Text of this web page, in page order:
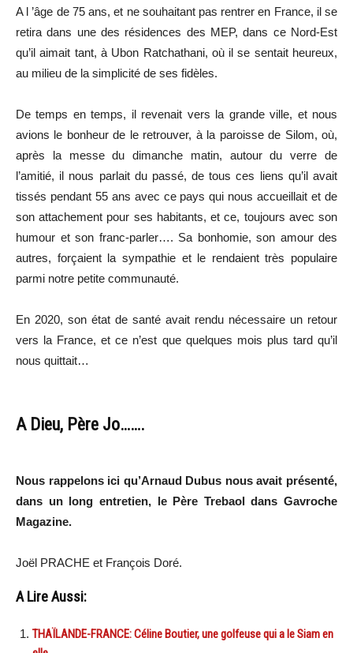
A l ’âge de 75 ans, et ne souhaitant pas rentrer en France, il se
retira dans une des résidences des MEP, dans ce Nord-Est
qu’il aimait tant, à Ubon Ratchathani, où il se sentait heureux,
au milieu de la simplicité de ses fidèles.
De temps en temps, il revenait vers la grande ville, et nous
avions le bonheur de le retrouver, à la paroisse de Silom, où,
après la messe du dimanche matin, autour du verre de
l’amitié, il nous parlait du passé, de tous ces liens qu’il avait
tissés pendant 55 ans avec ce pays qui nous accueillait et de
son attachement pour ses habitants, et ce, toujours avec son
humour et son franc-parler…. Sa bonhomie, son amour des
autres, forçaient la sympathie et le rendaient très populaire
parmi notre petite communauté.
En 2020, son état de santé avait rendu nécessaire un retour
vers la France, et ce n’est que quelques mois plus tard qu’il
nous quittait…
A Dieu, Père Jo…….
Nous rappelons ici qu’Arnaud Dubus nous avait présenté,
dans un long entretien, le Père Trebaol dans Gavroche
Magazine.
Joël PRACHE et François Doré.
A Lire Aussi:
THAÏLANDE-FRANCE: Céline Boutier, une golfeuse qui a le Siam en